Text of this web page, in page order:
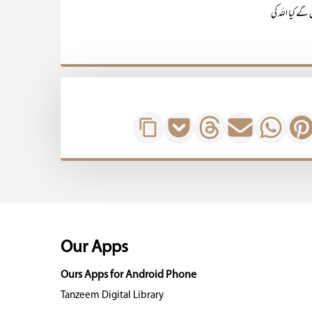
کیا اللہ کی
Our Apps
Ours Apps for Android Phone
Tanzeem Digital Library